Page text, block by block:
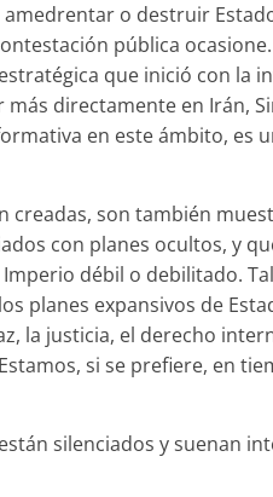
o destruir
pública
que inició con la
directamente en Irán,
en este ámbito, es
creadas, son también
con planes ocultos, y
débil o debilitado.
planes expansivos de
la justicia, el derecho
si se prefiere, en
silenciados y suenan